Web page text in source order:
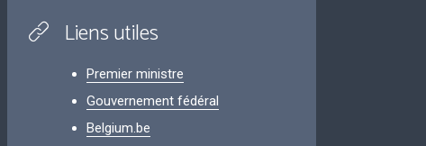
Liens utiles
Premier ministre
Gouvernement fédéral
Belgium.be